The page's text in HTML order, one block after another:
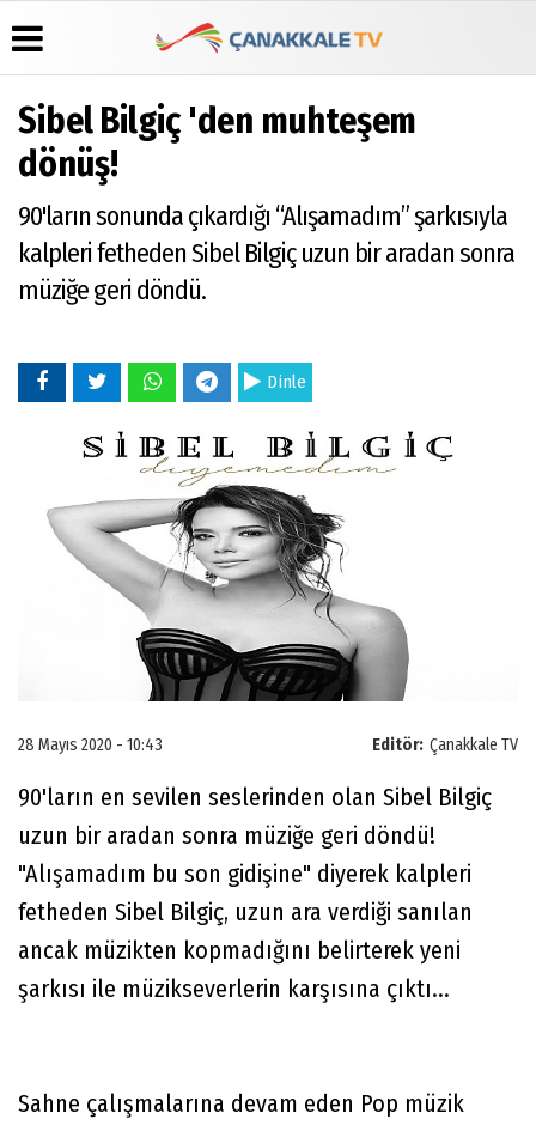
Üye Paneli
Haber
Arşivi
Günün
Haberleri
Gazete
Manşetleri
Anketler
Biyografiler
Galeri
Foto
Çerez
Politikası
Gizlilik
Sibel Bilgiç 'den muhteşem
dönüş!
90'ların sonunda çıkardığı “Alışamadım” şarkısıyla
kalpleri fetheden Sibel Bilgiç uzun bir aradan sonra
müziğe geri döndü.
Dinle
Editör: Çanakkale TV
28 Mayıs 2020 - 10:43
90'ların en sevilen seslerinden olan Sibel Bilgiç
uzun bir aradan sonra müziğe geri döndü!
"Alışamadım bu son gidişine" diyerek kalpleri
fetheden Sibel Bilgiç, uzun ara verdiği sanılan
ancak müzikten kopmadığını belirterek yeni
şarkısı ile müzikseverlerin karşısına çıktı...
Sahne çalışmalarına devam eden Pop müzik